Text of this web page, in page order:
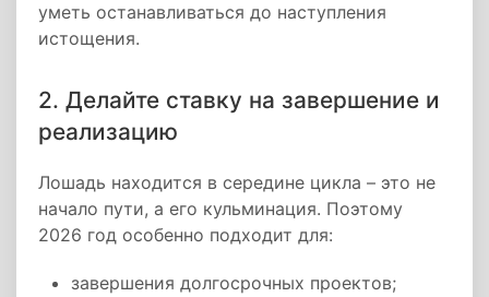
уметь останавливаться до наступления
истощения.
2. Делайте ставку на завершение и
реализацию
Лошадь находится в середине цикла – это не
начало пути, а его кульминация. Поэтому
2026 год особенно подходит для:
завершения долгосрочных проектов;